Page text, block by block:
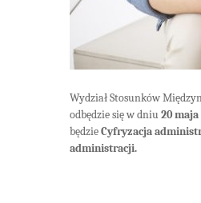
Wydział Stosunków
odbędzie się w dniu20
będzieCyfryzacja
administracji.